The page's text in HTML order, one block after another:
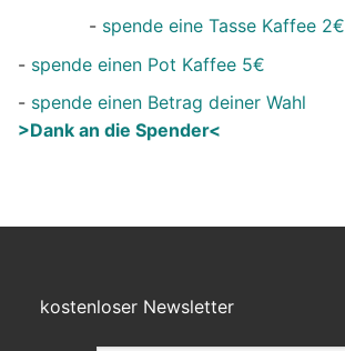
- spende eine Tasse Kaffee 2€
- spende einen Pot Kaffee 5€
- spende einen Betrag deiner Wahl
>Dank an die Spender<
kostenloser Newsletter